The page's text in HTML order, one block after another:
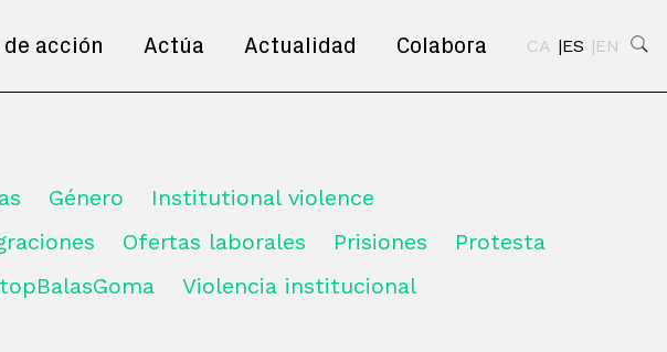
de acción Actúa Actualidad Colabora CA ES EN
Género
Institutional violence
Ofertas laborales Prisiones
Protesta
StopBalasGoma Violencia institucional